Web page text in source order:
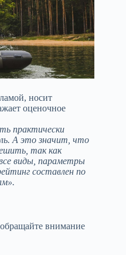
носит
оценочное
практически
А это значит, что
так как
виды, параметры
составлен по
внимание